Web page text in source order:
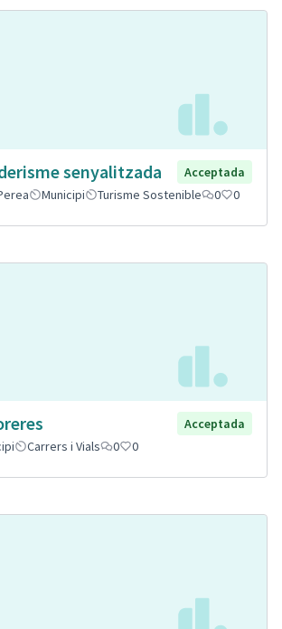
senyalitzada
Acceptada
Municipi Turisme Sostenible 0 0
Acceptada
Carrers i Vials 0 0